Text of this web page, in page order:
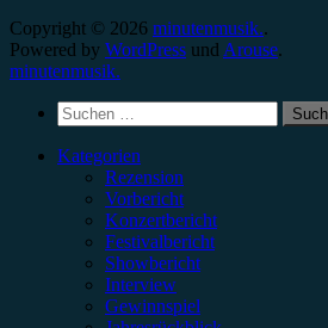
Copyright © 2026 minutenmusik..
Powered by WordPress und Arouse.
minutenmusik.
Suchen
nach:
Kategorien
Rezension
Vorbericht
Konzertbericht
Festivalbericht
Showbericht
Interview
Gewinnspiel